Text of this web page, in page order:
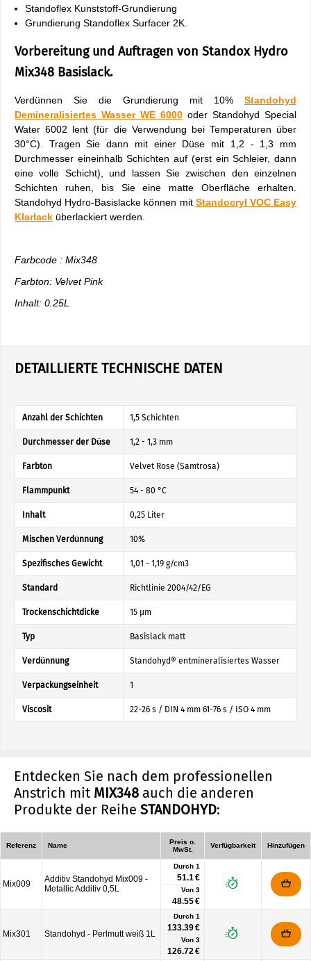
Standoflex Kunststoff-Grundierung
Grundierung Standoflex Surfacer 2K.
Vorbereitung und Auftragen von Standox Hydro
Mix348 Basislack.
Verdünnen Sie die Grundierung mit 10% Standohyd
Demineralisiertes Wasser WE 6000 oder Standohyd Special
Water 6002 lent (für die Verwendung bei Temperaturen über
30°C). Tragen Sie dann mit einer Düse mit 1,2 - 1,3 mm
Durchmesser eineinhalb Schichten auf (erst ein Schleier, dann
eine volle Schicht), und lassen Sie zwischen den einzelnen
Schichten ruhen, bis Sie eine matte Oberfläche erhalten.
Standohyd Hydro-Basislacke können mit Standocryl VOC Easy
Klarlack überlackiert werden.
Farbcode : Mix348
Farbton: Velvet Pink
Inhalt: 0.25L
DETAILLIERTE TECHNISCHE DATEN
Anzahl der Schichten 1,5 Schichten
Durchmesser der Düse 1,2 - 1,3 mm
Farbton Velvet Rose (Samtrosa)
Flammpunkt 54 - 80 °C
Inhalt 0,25 Liter
Mischen Verdünnung 10%
Spezifisches Gewicht 1,01 - 1,19 g/cm3
Standard Richtlinie 2004/42/EG
Trockenschichtdicke 15 µm
Typ Basislack matt
Verdünnung Standohyd® entmineralisiertes Wasser
Verpackungseinheit 1
Viscosit 22-26 s / DIN 4 mm 61-76 s / ISO 4 mm
Entdecken Sie nach dem professionellen
Anstrich mit MIX348 auch die anderen
Produkte der Reihe STANDOHYD:
Referenz Name
Preis o.
MwSt.
Verfügbarkeit Hinzufügen
Mix009
Additiv Standohyd Mix009 -
Metallic Additiv 0,5L
Durch 1
51.1 €
Von 3
48.55 €
Mix301 Standohyd - Perlmutt weiß 1L
Durch 1
133.39 €
Von 3
126.72 €